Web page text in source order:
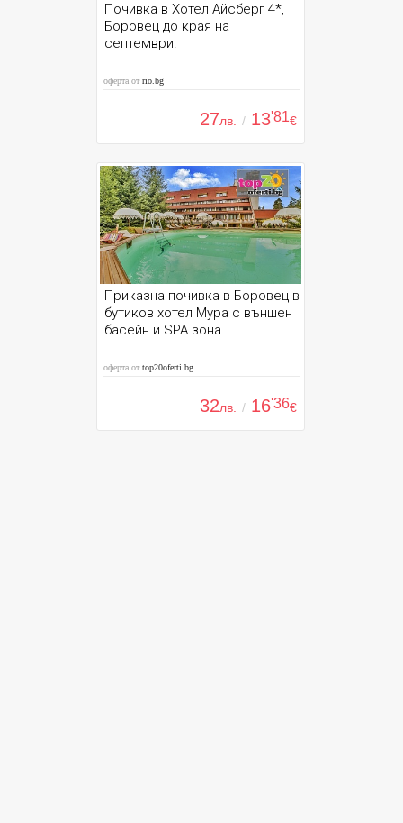
Почивка в Хотел Айсберг 4*,
Боровец до края на
септември!
оферта отrio.bg
27лв. / 13'81€
Приказна почивка в Боровец в
бутиков хотел Мура с външен
басейн и SPA зона
оферта отtop20oferti.bg
32лв. / 16'36€